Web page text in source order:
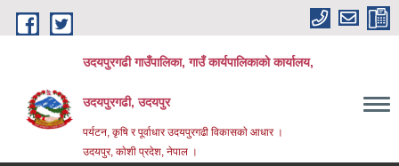
Skip to main content
उदयपुरगढी गाउँपालिका, गाउँ कार्यपालिकाको कार्यालय,
उदयपुरगढी, उदयपुर
पर्यटन, कृषि र पूर्वाधार उदयपुरगढी विकासकाे आधार ।
उदयपुर, काेशी प्रदेश, नेपाल ।